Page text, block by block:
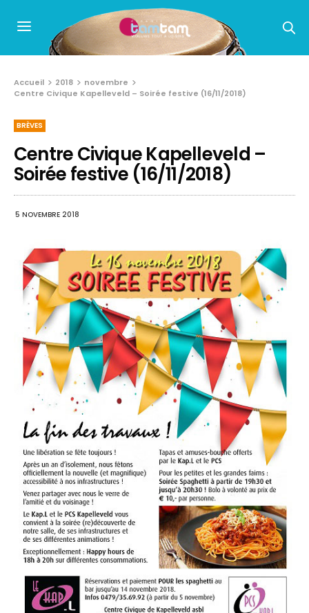
Accueil 2018
novembre
Centre Civique Kapelleveld – Soirée festive (16/11/2018)
BRÈVES
Centre Civique Kapelleveld –
Soirée festive (16/11/2018)
5 NOVEMBRE 2018